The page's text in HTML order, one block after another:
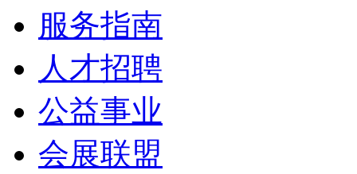
服务指南
人才招聘
公益事业
会展联盟